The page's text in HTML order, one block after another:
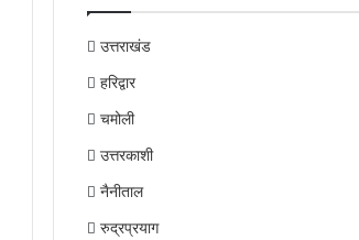
उत्तराखंड
हरिद्वार
चमोली
उत्तरकाशी
नैनीताल
रुद्रप्रयाग